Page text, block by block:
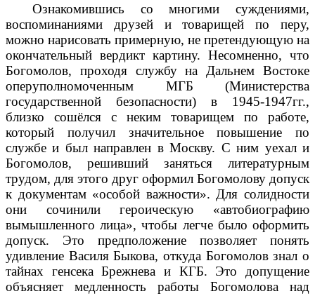
Ознакомившись со многими суждениями,
воспоминаниями друзей и товарищей по перу,
можно нарисовать примерную, не претендующую на
окончательный вердикт картину. Несомненно, что
Богомолов, проходя службу на Дальнем Востоке
оперуполномоченным МГБ (Министерства
государственной безопасности) в 1945-1947гг.,
близко сошёлся с неким товарищем по работе,
который получил значительное повышение по
службе и был направлен в Москву. С ним уехал и
Богомолов, решивший заняться литературным
трудом, для этого друг оформил Богомолову допуск
к документам «особой важности». Для солидности
они сочинили героическую «автобиографию
вымышленного лица», чтобы легче было оформить
допуск. Это предположение позволяет понять
удивление Василя Быкова, откуда Богомолов знал о
тайнах генсека Брежнева и КГБ. Это допущение
объясняет медленность работы Богомолова над